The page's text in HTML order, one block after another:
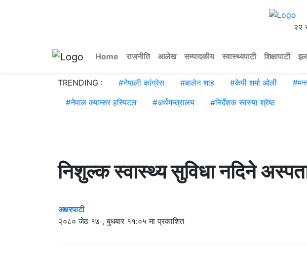
२२
Home राजनीति आलेख सम्पादकीय स्वास्थ्यपाटी शिक्षापाटी
TRENDING : #नेपाली कांग्रेस #बालेन शाह #केपी शर्मा ओली #
#नेपाल क्यान्सर हस्पिटल #अर्थमन्त्रालय #निर्देशक स्वरुपा श्रेष्ठ
निशुल्क स्वास्थ्य सुविधा नदिने
अक्षरपाटी
२०८० जेठ १७ , बुधबार ११:०५ मा प्रकाशित